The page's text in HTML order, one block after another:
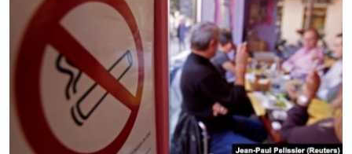
КУЛЬТУРА
СПОРТ
АРХИВ
Հայերեն
English